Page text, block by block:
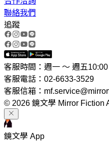
聯絡我們
追蹤
客服時間：週一 ～ 週五
客服電話：02-6633-3529
客服信箱：
© 2026 鏡文學 Mirror Fiction
鏡文學 App